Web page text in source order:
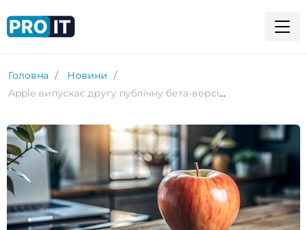
Головна
Новини
Apple випускає другу публічну бета-версію iOS 18 та iPadOS 18